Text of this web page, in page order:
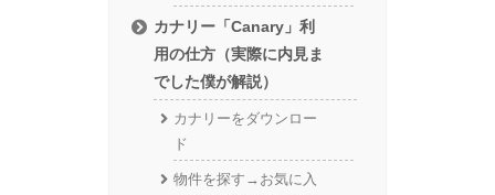
カナリー「Canary」利
用の仕方（実際に内見ま
でした僕が解説）
カナリーをダウンロー
ド
物件を探す→お気に入